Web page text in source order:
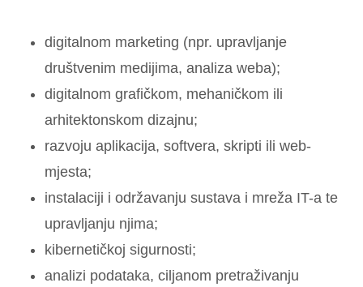
digitalnom marketing (npr. upravljanje
društvenim medijima, analiza weba);
digitalnom grafičkom, mehaničkom ili
arhitektonskom dizajnu;
razvoju aplikacija, softvera, skripti ili web-
mjesta;
instalaciji i održavanju sustava i mreža IT-a te
upravljanju njima;
kibernetičkoj sigurnosti;
analizi podataka, ciljanom pretraživanju